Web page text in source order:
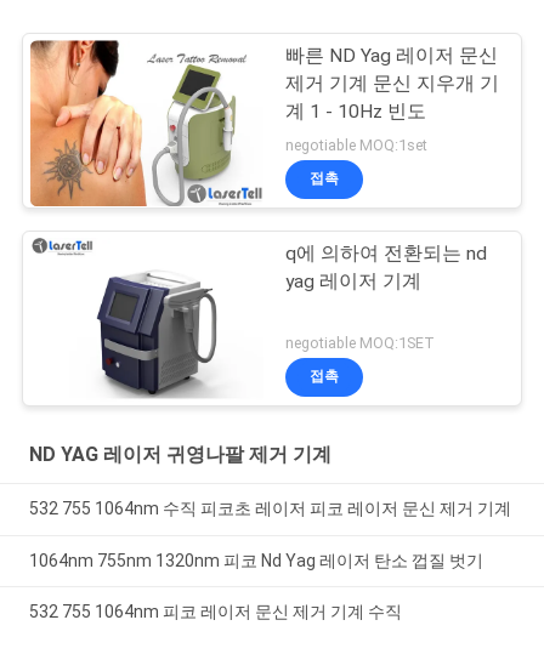
빠른 ND Yag 레이저 문신
제거 기계 문신 지우개 기
계 1 - 10Hz 빈도
negotiable MOQ:1set
접촉
q에 의하여 전환되는 nd
yag 레이저 기계
negotiable MOQ:1SET
접촉
ND YAG 레이저 귀영나팔 제거 기계
532 755 1064nm 수직 피코초 레이저 피코 레이저 문신 제거 기계
1064nm 755nm 1320nm 피코 Nd Yag 레이저 탄소 껍질 벗기
532 755 1064nm 피코 레이저 문신 제거 기계 수직